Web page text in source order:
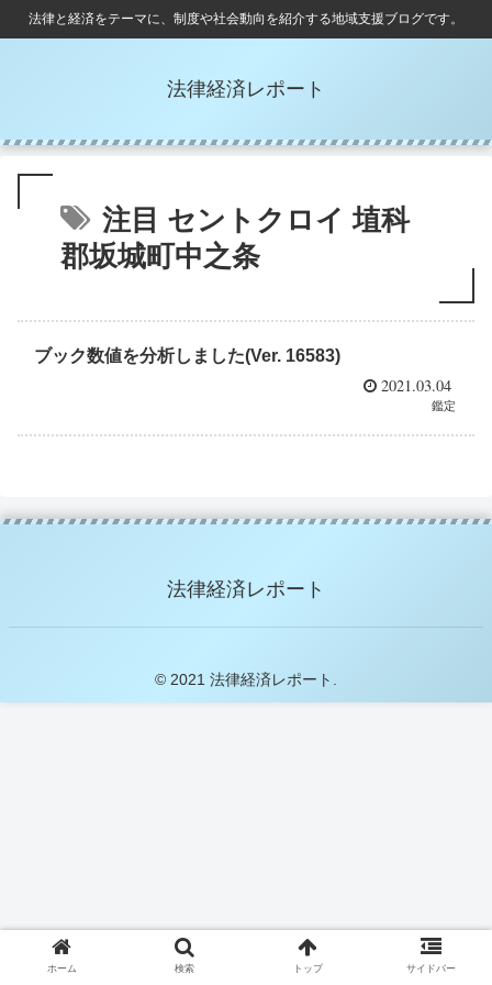
法律と経済をテーマに、制度や社会動向を紹介する地域支援ブログです。
法律経済レポート
注目 セントクロイ 埴科
郡坂城町中之条
ブック数値を分析しました(Ver. 16583)
2021.03.04
鑑定
法律経済レポート
© 2021 法律経済レポート.
ホーム 検索 トップ サイドバー